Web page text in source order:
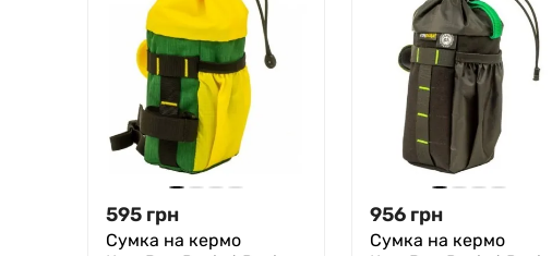
595 грн
Сумка на кермо
956 грн
Сумка на кермо